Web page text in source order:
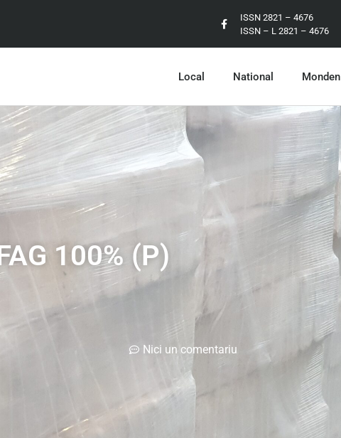
ISSN 2821 – 4676
ISSN – L 2821 – 4676
Local National Monden
100% (P)
Nici un comentariu